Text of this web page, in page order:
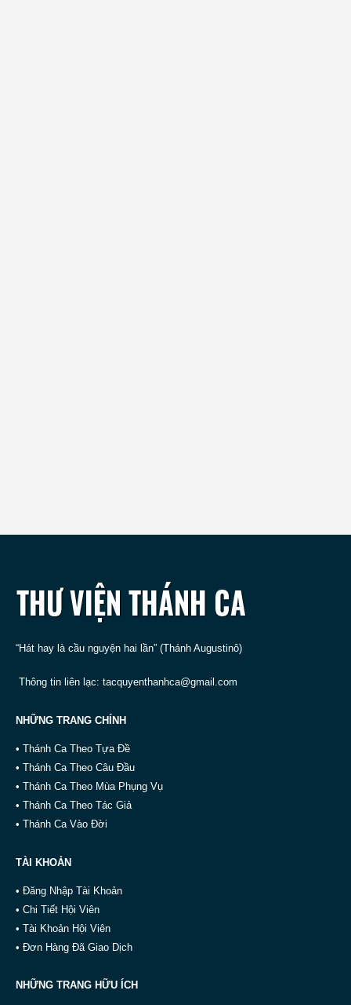
“Hát hay là cầu nguyện hai lần” (Thánh Augustinô)
Thông tin liên lạc: tacquyenthanhca@gmail.com
NHỮNG TRANG CHÍNH
• Thánh Ca Theo Tựa Đề
• Thánh Ca Theo Câu Đầu
• Thánh Ca Theo Mùa Phụng Vụ
• Thánh Ca Theo Tác Giả
• Thánh Ca Vào Đời
TÀI KHOẢN
• Đăng Nhập Tài Khoản
• Chi Tiết Hội Viên
• Tài Khoản Hội Viên
• Đơn Hàng Đã Giao Dịch
NHỮNG TRANG HỮU ÍCH